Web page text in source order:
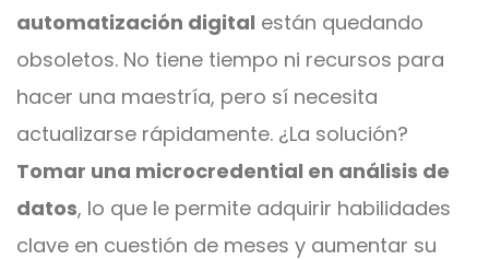
automatización digital están quedando
obsoletos. No tiene tiempo ni recursos para
hacer una maestría, pero sí necesita
actualizarse rápidamente. ¿La solución?
Tomar una microcredential en análisis de
datos, lo que le permite adquirir habilidades
clave en cuestión de meses y aumentar su